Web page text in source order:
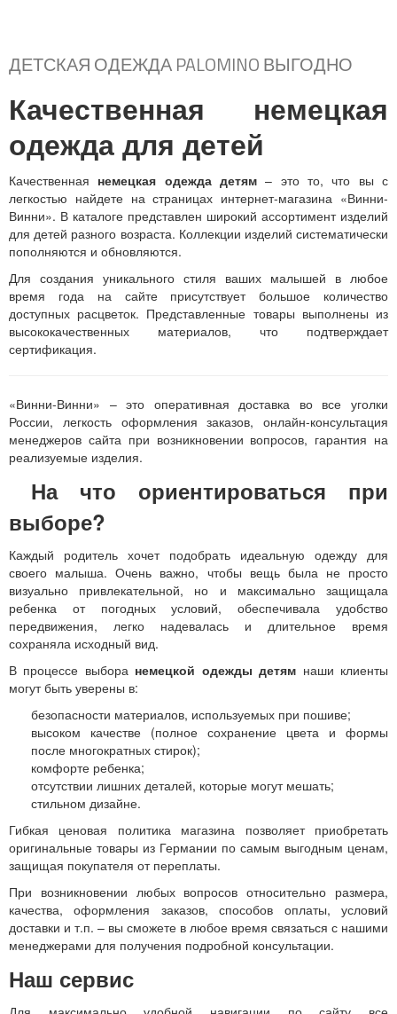
ДЕТСКАЯ ОДЕЖДА PALOMINO ВЫГОДНО
Качественная немецкая
одежда для детей
Качественная немецкая одежда детям – это то, что вы с
легкостью найдете на страницах интернет-магазина «Винни-
Винни». В каталоге представлен широкий ассортимент изделий
для детей разного возраста. Коллекции изделий систематически
пополняются и обновляются.
Для создания уникального стиля ваших малышей в любое
время года на сайте присутствует большое количество
доступных расцветок. Представленные товары выполнены из
высококачественных материалов, что подтверждает
сертификация.
«Винни-Винни» – это оперативная доставка во все уголки
России, легкость оформления заказов, онлайн-консультация
менеджеров сайта при возникновении вопросов, гарантия на
реализуемые изделия.
На что ориентироваться при
выборе?
Каждый родитель хочет подобрать идеальную одежду для
своего малыша. Очень важно, чтобы вещь была не просто
визуально привлекательной, но и максимально защищала
ребенка от погодных условий, обеспечивала удобство
передвижения, легко надевалась и длительное время
сохраняла исходный вид.
В процессе выбора немецкой одежды детям наши клиенты
могут быть уверены в:
безопасности материалов, используемых при пошиве;
высоком качестве (полное сохранение цвета и формы
после многократных стирок);
комфорте ребенка;
отсутствии лишних деталей, которые могут мешать;
стильном дизайне.
Гибкая ценовая политика магазина позволяет приобретать
оригинальные товары из Германии по самым выгодным ценам,
защищая покупателя от переплаты.
При возникновении любых вопросов относительно размера,
качества, оформления заказов, способов оплаты, условий
доставки и т.п. – вы сможете в любое время связаться с нашими
менеджерами для получения подробной консультации.
Наш сервис